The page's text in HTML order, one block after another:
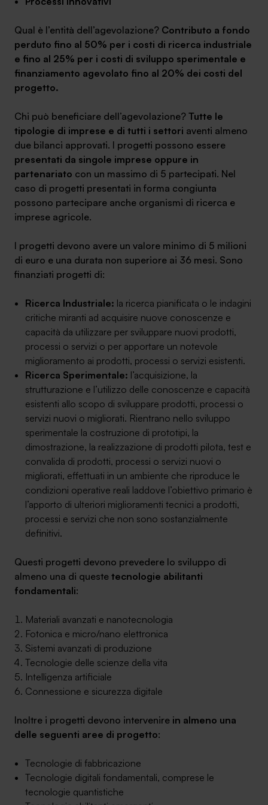
Qual è l’entità dell’agevolazione? Contributo a fondo
perduto fino al 50% per i costi di ricerca industriale
e fino al 25% per i costi di sviluppo sperimentale e
finanziamento agevolato fino al 20% dei costi del
progetto.
Chi può beneficiare dell’agevolazione? Tutte le
tipologie di imprese e di tutti i settori aventi almeno
due bilanci approvati. I progetti possono essere
presentati da singole imprese oppure in
partenariato con un massimo di 5 partecipati. Nel
caso di progetti presentati in forma congiunta
possono partecipare anche organismi di ricerca e
imprese agricole.
I progetti devono avere un valore minimo di 5 milioni
di euro e una durata non superiore ai 36 mesi. Sono
finanziati progetti di:
Ricerca Industriale: la ricerca pianificata o le indagini
critiche miranti ad acquisire nuove conoscenze e
capacità da utilizzare per sviluppare nuovi prodotti,
processi o servizi o per apportare un notevole
miglioramento ai prodotti, processi o servizi esistenti.
Ricerca Sperimentale: l’acquisizione, la
strutturazione e l’utilizzo delle conoscenze e capacità
esistenti allo scopo di sviluppare prodotti, processi o
servizi nuovi o migliorati. Rientrano nello sviluppo
sperimentale la costruzione di prototipi, la
dimostrazione, la realizzazione di prodotti pilota, test e
convalida di prodotti, processi o servizi nuovi o
migliorati, effettuati in un ambiente che riproduce le
condizioni operative reali laddove l’obiettivo primario è
l’apporto di ulteriori miglioramenti tecnici a prodotti,
processi e servizi che non sono sostanzialmente
definitivi.
Questi progetti devono prevedere lo sviluppo di
almeno una di queste tecnologie abilitanti
fondamentali:
Materiali avanzati e nanotecnologia
Fotonica e micro/nano elettronica
Sistemi avanzati di produzione
Tecnologie delle scienze della vita
Intelligenza artificiale
Connessione e sicurezza digitale
Inoltre i progetti devono intervenire in almeno una
delle seguenti aree di progetto:
Tecnologie di fabbricazione
Tecnologie digitali fondamentali, comprese le
tecnologie quantistiche